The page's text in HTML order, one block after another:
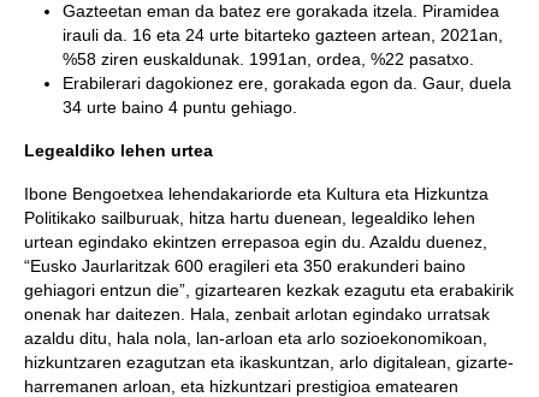
Gazteetan eman da batez ere gorakada itzela. Piramidea
irauli da. 16 eta 24 urte bitarteko gazteen artean, 2021an,
%58 ziren euskaldunak. 1991an, ordea, %22 pasatxo.
Erabilerari dagokionez ere, gorakada egon da. Gaur, duela
34 urte baino 4 puntu gehiago.
Legealdiko lehen urtea
Ibone Bengoetxea lehendakariorde eta Kultura eta Hizkuntza
Politikako sailburuak, hitza hartu duenean, legealdiko lehen
urtean egindako ekintzen errepasoa egin du. Azaldu duenez,
“Eusko Jaurlaritzak 600 eragileri eta 350 erakunderi baino
gehiagori entzun die”, gizartearen kezkak ezagutu eta erabakirik
onenak har daitezen. Hala, zenbait arlotan egindako urratsak
azaldu ditu, hala nola, lan-arloan eta arlo sozioekonomikoan,
hizkuntzaren ezagutzan eta ikaskuntzan, arlo digitalean, gizarte-
harremanen arloan, eta hizkuntzari prestigioa ematearen